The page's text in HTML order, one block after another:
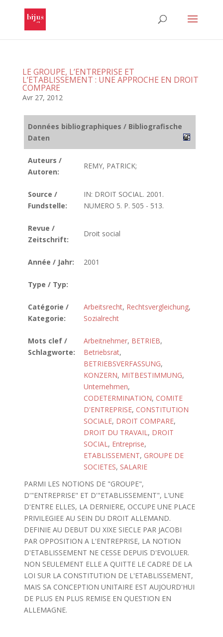
LE GROUPE, L’ENTREPRISE ET
L’ETABLISSEMENT : UNE APPROCHE EN DROIT
COMPARE
Avr 27, 2012
Données bibliographiques / Bibliografische
Daten
Auteurs /
Autoren:
REMY, PATRICK;
Source /
Fundstelle:
IN: DROIT SOCIAL. 2001.
NUMERO 5. P. 505 - 513.
Revue /
Zeitschrift:
Droit social
Année / Jahr: 2001
Type / Typ:
Catégorie /
Kategorie:
Arbeitsrecht, Rechtsvergleichung,
Sozialrecht
Mots clef /
Schlagworte:
Arbeitnehmer, BETRIEB,
Betriebsrat,
BETRIEBSVERFASSUNG,
KONZERN, MITBESTIMMUNG,
Unternehmen,
CODETERMINATION, COMITE
D'ENTREPRISE, CONSTITUTION
SOCIALE, DROIT COMPARE,
DROIT DU TRAVAIL, DROIT
SOCIAL, Entreprise,
ETABLISSEMENT, GROUPE DE
SOCIETES, SALARIE
PARMI LES NOTIONS DE "GROUPE",
D'"ENTREPRISE" ET D'"ETABLISSEMENT", L'UNE
D'ENTRE ELLES, LA DERNIERE, OCCUPE UNE PLACE
PRIVILEGIEE AU SEIN DU DROIT ALLEMAND.
DEFINIE AU DEBUT DU XIXE SIECLE PAR JACOBI
PAR OPPOSITION A L'ENTREPRISE, LA NOTION
D'ETABLISSEMENT NE CESSE DEPUIS D'EVOLUER.
NON SEULEMENT ELLE A QUITTE LE CADRE DE LA
LOI SUR LA CONSTITUTION DE L'ETABLISSEMENT,
MAIS SA CONCEPTION UNITAIRE EST AUJOURD'HUI
DE PLUS EN PLUS REMISE EN QUESTION EN
ALLEMAGNE.